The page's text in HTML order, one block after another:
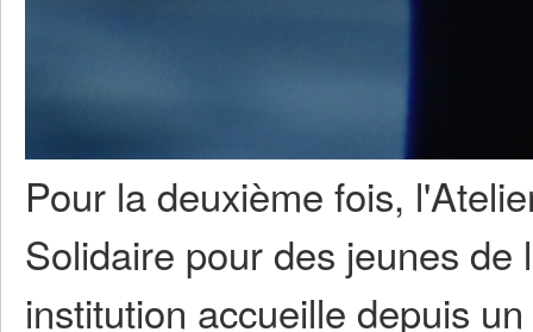
Pour la deuxième fois,
Solidaire pour des jeunes
institution accueille depuis